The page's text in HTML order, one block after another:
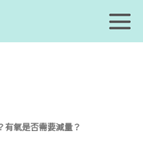
有氧是否需要減量？